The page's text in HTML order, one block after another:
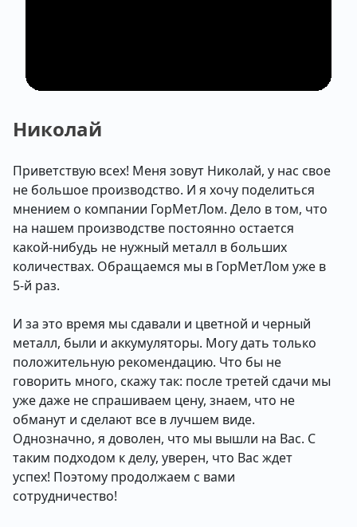
Николай
Приветствую всех! Меня зовут Николай, у нас свое
не большое производство. И я хочу поделиться
мнением о компании ГорМетЛом. Дело в том, что
на нашем производстве постоянно остается
какой-нибудь не нужный металл в больших
количествах. Обращаемся мы в ГорМетЛом уже в
5-й раз.
И за это время мы сдавали и цветной и черный
металл, были и аккумуляторы. Могу дать только
положительную рекомендацию. Что бы не
говорить много, скажу так: после третей сдачи мы
уже даже не спрашиваем цену, знаем, что не
обманут и сделают все в лучшем виде.
Однозначно, я доволен, что мы вышли на Вас. С
таким подходом к делу, уверен, что Вас ждет
успех! Поэтому продолжаем с вами
сотрудничество!